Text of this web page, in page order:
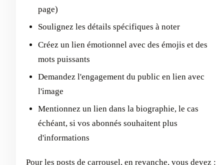
page)
Soulignez les détails spécifiques à noter
Créez un lien émotionnel avec des émojis et des
mots puissants
Demandez l'engagement du public en lien avec
l'image
Mentionnez un lien dans la biographie, le cas
échéant, si vos abonnés souhaitent plus
d'informations
Pour les posts de carrousel, en revanche, vous devez :